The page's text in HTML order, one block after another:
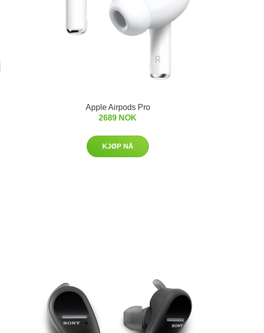
Apple Airpods Pro
2689 NOK
KJØP NÅ